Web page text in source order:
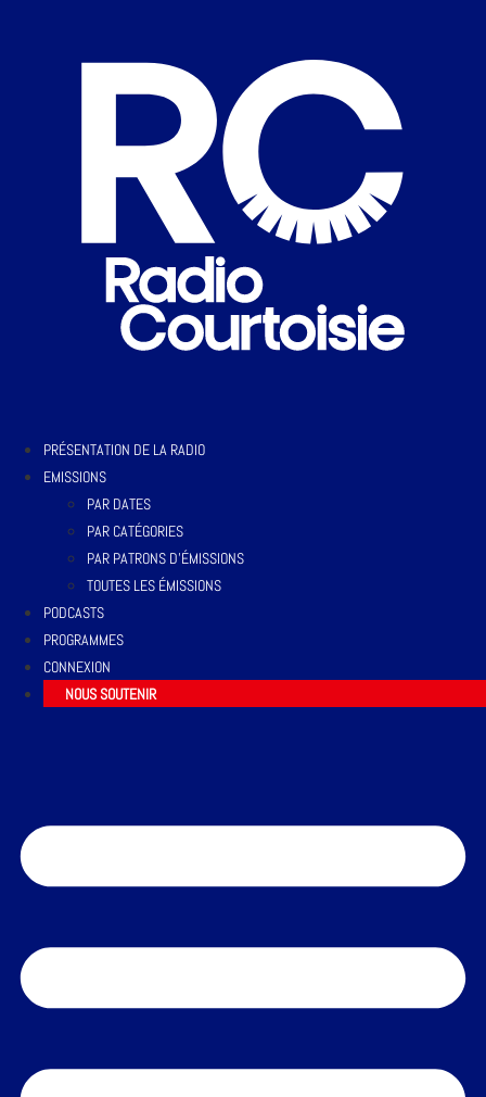
PRÉSENTATION DE LA RADIO
EMISSIONS
PAR DATES
PAR CATÉGORIES
PAR PATRONS D’ÉMISSIONS
TOUTES LES ÉMISSIONS
PODCASTS
PROGRAMMES
CONNEXION
NOUS SOUTENIR